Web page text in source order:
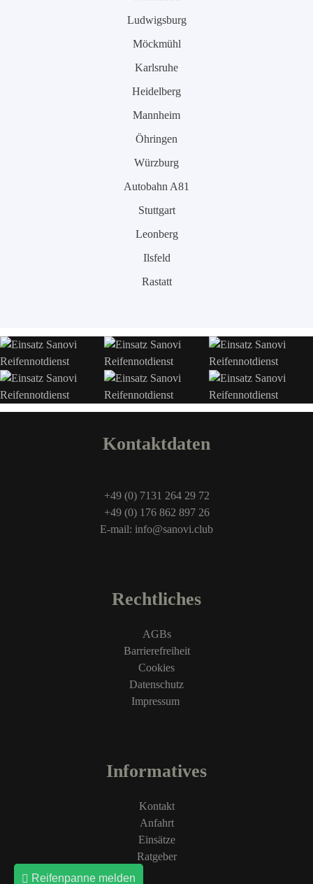
Reifenpanne melden
Ludwigsburg
Möckmühl
Karlsruhe
Heidelberg
Mannheim
Öhringen
Würzburg
Autobahn A81
Stuttgart
Leonberg
Ilsfeld
Rastatt
Kontaktdaten
+49 (0) 7131 264 29 72
+49 (0) 176 862 897 26
E-mail: info@sanovi.club
Rechtliches
AGBs
Barrierefreiheit
Cookies
Datenschutz
Impressum
Informatives
Kontakt
Anfahrt
Einsätze
Ratgeber